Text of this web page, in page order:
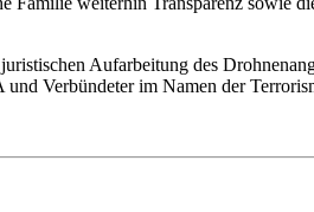
Aufarbeitung des
Verbündeter im Namen der